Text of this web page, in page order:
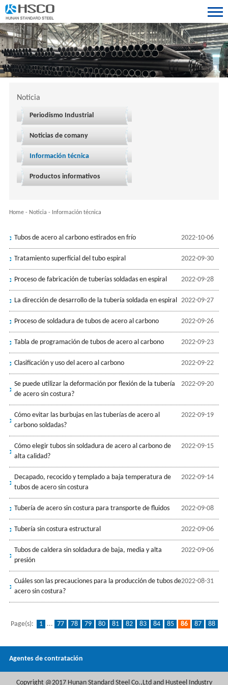
Noticia
Periodismo Industrial
Noticias de comany
Información técnica
Productos informativos
Home- Noticia - Información técnica
2022-10-06
Tubos de acero al carbono estirados en frío
2022-09-30
Tratamiento superficial del tubo espiral
2022-09-28
Proceso de fabricación de tuberías soldadas en espiral
2022-09-27
La dirección de desarrollo de la tubería soldada en espiral
2022-09-26
Proceso de soldadura de tubos de acero al carbono
2022-09-23
Tabla de programación de tubos de acero al carbono
2022-09-22
Clasificación y uso del acero al carbono
2022-09-20
Se puede utilizar la deformación por flexión de la tubería
de acero sin costura?
2022-09-19
Cómo evitar las burbujas en las tuberías de acero al
carbono soldadas?
2022-09-15
Cómo elegir tubos sin soldadura de acero al carbono de
alta calidad?
2022-09-14
Decapado, recocido y templado a baja temperatura de
tubos de acero sin costura
2022-09-08
Tubería de acero sin costura para transporte de fluidos
2022-09-06
Tubería sin costura estructural
2022-09-06
Tubos de caldera sin soldadura de baja, media y alta
presión
2022-08-31
Cuáles son las precauciones para la producción de tubos de
acero sin costura?
Page(s): 1 ... 77 78 79 80 81 82 83 84 85 86 87
88
Agentes de contratación
Copyright @2017 Hunan Standard Steel Co.,Ltd and Husteel Industry